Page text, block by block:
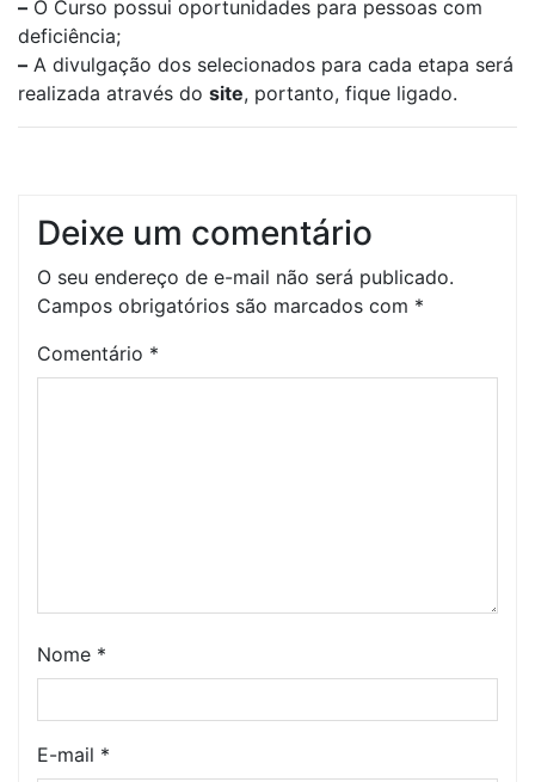
– O Curso possui oportunidades para pessoas com
deficiência;
– A divulgação dos selecionados para cada etapa será
realizada através do site, portanto, fique ligado.
Deixe um comentário
O seu endereço de e-mail não será publicado.
Campos obrigatórios são marcados com *
Comentário *
Nome *
E-mail *